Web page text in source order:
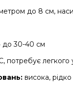
до 8 см,
до 30-40 см
потребує легкого
висока,